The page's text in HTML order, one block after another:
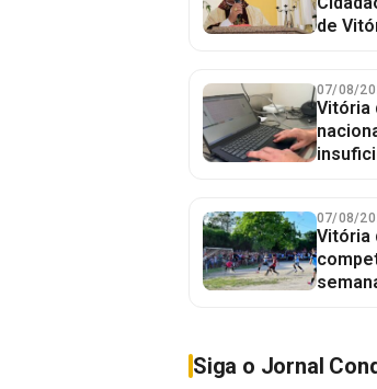
de
07/08/
Vitória
07/08/
Vitória
Siga o Jornal